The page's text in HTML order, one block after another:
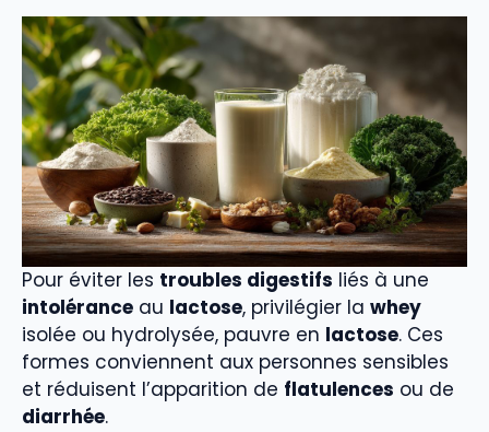
Pour éviter les troubles digestifs liés à une
intolérance au lactose, privilégier la whey
isolée ou hydrolysée, pauvre en lactose. Ces
formes conviennent aux personnes sensibles
et réduisent l’apparition de flatulences ou de
diarrhée.